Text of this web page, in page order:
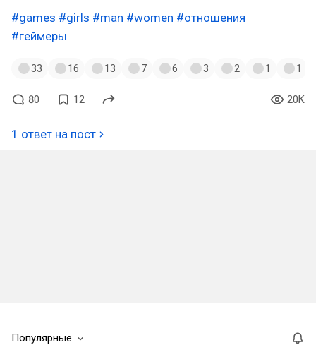
#games #girls #man #women #отношения
#геймеры
33 16 13 7 6 3 2 1 1
80 12 20K
1 ответ на пост
Популярные